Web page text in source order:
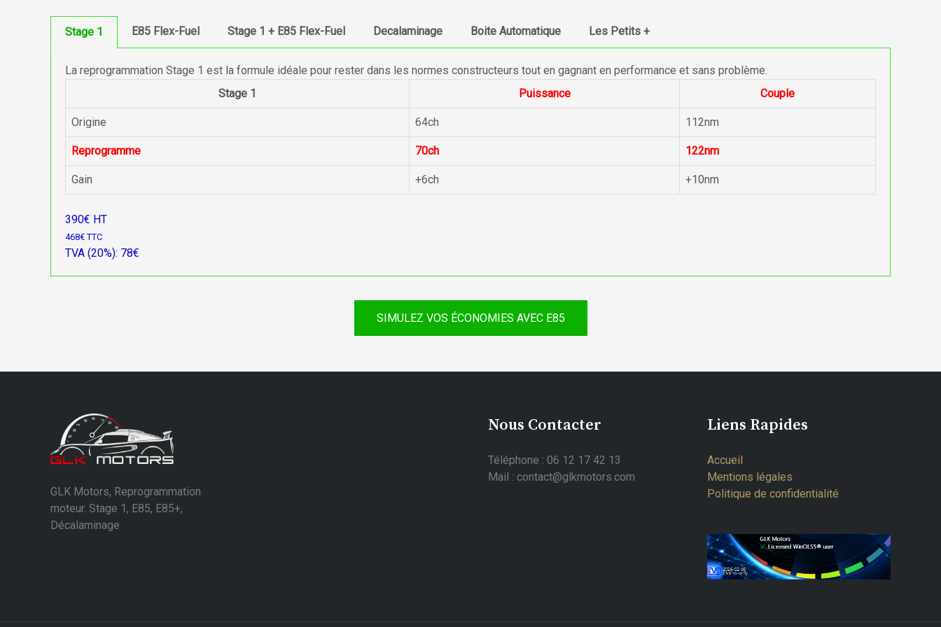
Stage 1 E85 Flex-Fuel Stage 1 + E85 Flex-Fuel Decalaminage Boite Automatique Les Petits +
La reprogrammation Stage 1 est la formule idéale pour rester dans les normes constructeurs tout en gagnant en performance et sans problème.
Stage 1
Puissance Couple
Origine 64ch 112nm
Reprogramme 70ch 122nm
Gain +6ch +10nm
390€ HT
468€ TTC
TVA (20%): 78€
SIMULEZ VOS ÉCONOMIES AVEC E85
GLK Motors, Reprogrammation
moteur. Stage 1, E85, E85+,
Décalaminage
Nous Contacter
Téléphone : 06 12 17 42 13
Mail : contact@glkmotors.com
Liens Rapides
Accueil
Mentions légales
Politique de confidentialité